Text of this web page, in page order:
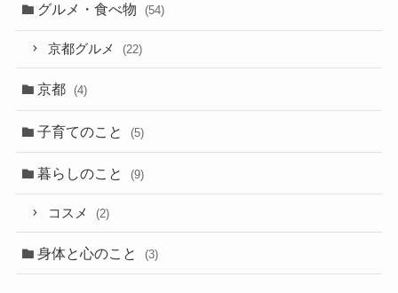
グルメ・食べ物 (54)
京都グルメ (22)
京都 (4)
子育てのこと (5)
暮らしのこと (9)
コスメ (2)
身体と心のこと (3)